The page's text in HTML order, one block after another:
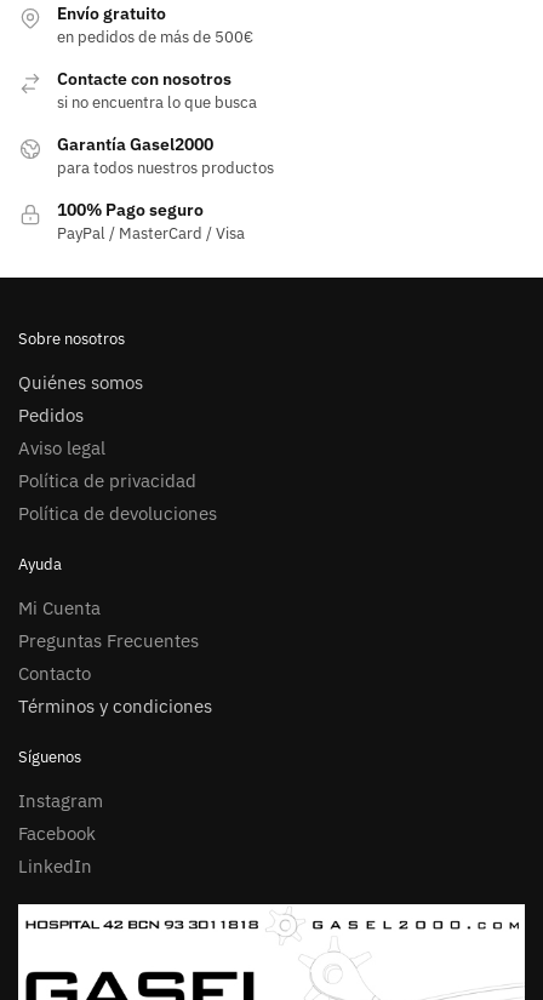
Envío gratuito
en pedidos de más de 500€
Contacte con nosotros
si no encuentra lo que busca
Garantía Gasel2000
para todos nuestros productos
100% Pago seguro
PayPal / MasterCard / Visa
Sobre nosotros
Quiénes somos
Pedidos
Aviso legal
Política de privacidad
Política de devoluciones
Ayuda
Mi Cuenta
Preguntas Frecuentes
Contacto
Términos y condiciones
Síguenos
Instagram
Facebook
LinkedIn